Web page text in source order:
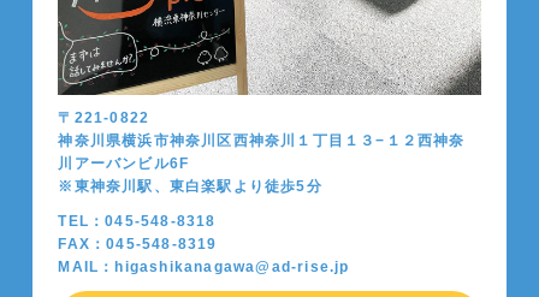
〒221-0822
神奈川県横浜市神奈川区西神奈川１丁目１３−１２西神奈
川アーバンビル6F
※東神奈川駅、東白楽駅より徒歩5分
TEL：045-548-8318
FAX：045-548-8319
MAIL：higashikanagawa@ad-rise.jp